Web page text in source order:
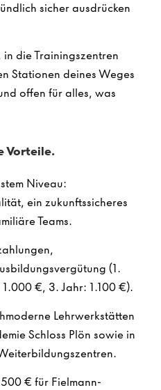
sicher ausdrücken
die Trainingszentren
Stationen deines Weges
offen für alles, was
Vorteile.
Niveau:
ein zukunftssicheres
Teams.
(1.
€, 3. Jahr: 1.100 €).
Lehrwerkstätten
Schloss Plön sowie in
€ für Fielmann-